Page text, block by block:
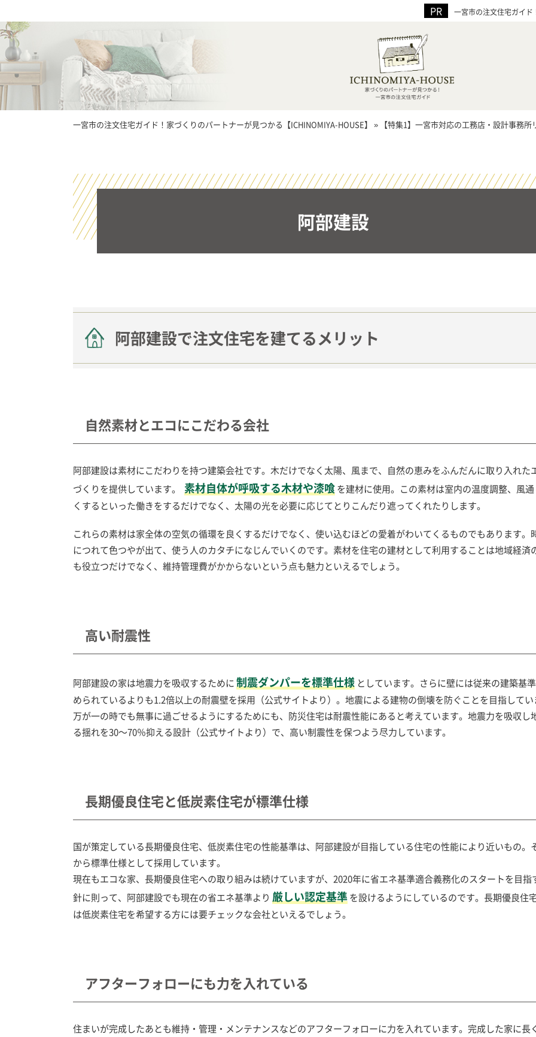
一宮市の注文住宅ガイド
一宮市の注文住宅ガイド！家づくりのパートナーが見つかる【ICHINOMIYA-HOUSE】 » 【特集1】一宮市対応の工務店・設計事務所
阿部建設
阿部建設で注文住宅を建てるメリット
自然素材とエコにこだわる会社
阿部建設は素材にこだわりを持つ建築会社です。木だけでなく太陽、風まで、自然の恵みをふんだんに取り入れた
づくりを提供しています。
素材自体が呼吸する木材や漆喰を建材に使用。この素材は室内の温度調整、風
くするといった働きをするだけでなく、太陽の光を必要に応じてとりこんだり遮ってくれたりします。
これらの素材は家全体の空気の循環を良くするだけでなく、使い込むほどの愛着がわいてくるものでもあります。
につれて色つやが出て、使う人のカタチになじんでいくのです。素材を住宅の建材として利用することは地域経済
も役立つだけでなく、維持管理費がかからないという点も魅力といえるでしょう。
高い耐震性
阿部建設の家は地震力を吸収するために 制震ダンパーを標準仕様 としています。さらに壁には従来の建築基
められているよりも1.2倍以上の耐震壁を採用（公式サイトより）。地震による建物の倒壊を防ぐことを目指してい
万が一の時でも無事に過ごせるようにするためにも、防災住宅は耐震性能にあると考えています。地震力を吸収し
る揺れを30～70％抑える設計（公式サイトより）で、高い制震性を保つよう尽力しています。
長期優良住宅と低炭素住宅が標準仕様
国が策定している長期優良住宅、低炭素住宅の性能基準は、阿部建設が目指している住宅の性能により近いもの。
から標準仕様として採用しています。
現在もエコな家、長期優良住宅への取り組みは続けていますが、2020年に省エネ基準適合義務化のスタートを目指
針に則って、阿部建設でも現在の省エネ基準より 厳しい認定基準を設けるようにしているのです。長期優良住
は低炭素住宅を希望する方には要チェックな会社といえるでしょう。
アフターフォローにも力を入れている
住まいが完成したあとも維持・管理・メンテナンスなどのアフターフォローに力を入れています。完成した家に長